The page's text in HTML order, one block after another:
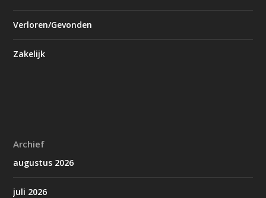
Verloren/Gevonden
Zakelijk
Archief
augustus 2026
juli 2026